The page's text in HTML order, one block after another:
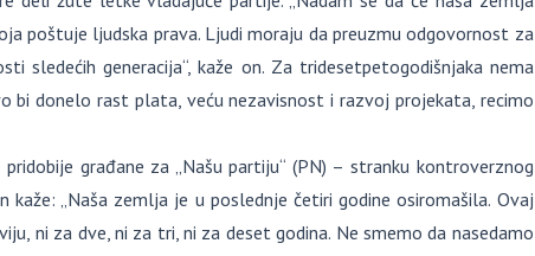
poštuje ljudska prava. Ljudi moraju da preuzmu odgovornost za
sledećih generacija“, kaže on. Za tridesetpetogodišnjaka nema
bi donelo rast plata, veću nezavisnost i razvoj projekata, recimo
građane za „Našu partiju“ (PN) – stranku kontroverznog
„Naša zemlja je u poslednje četiri godine osiromašila. Ovaj
ni za dve, ni za tri, ni za deset godina. Ne smemo da nasedamo